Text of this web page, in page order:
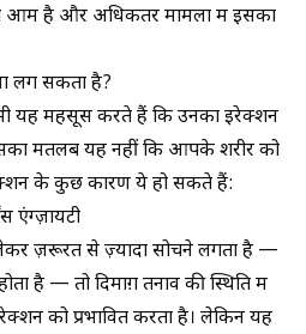
आम है और अधिकतर मामलों में इसका
लग सकता है?
यह महसूस करते हैं कि उनका इरेक्शन
मतलब यह नहीं कि आपके शरीर को
के कुछ कारण ये हो सकते हैं:
एंग्ज़ायटी
ज़रूरत से ज़्यादा सोचने लगता है —
है — तो दिमाग़ तनाव की स्थिति में
को प्रभावित करता है। लेकिन यह